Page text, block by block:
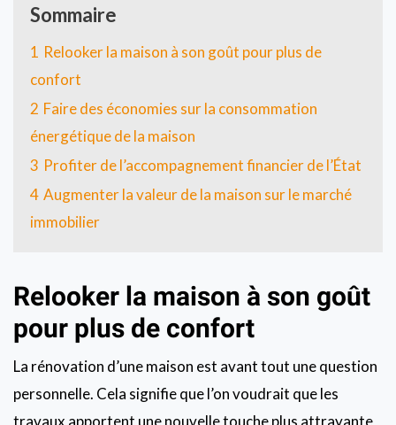
Sommaire
1 Relooker la maison à son goût pour plus de
confort
2 Faire des économies sur la consommation
énergétique de la maison
3 Profiter de l’accompagnement financier de l’État
4 Augmenter la valeur de la maison sur le marché
immobilier
Relooker la maison à son goût
pour plus de confort
La rénovation d’une maison est avant tout une question
personnelle. Cela signifie que l’on voudrait que les
travaux apportent une nouvelle touche plus attrayante